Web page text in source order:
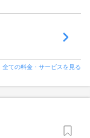
全ての料金・サービスを見る